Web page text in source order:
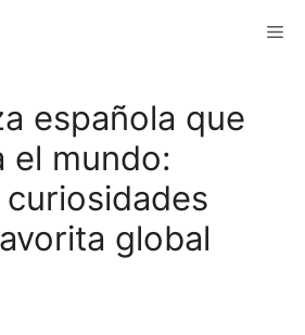
española que
el mundo:
global